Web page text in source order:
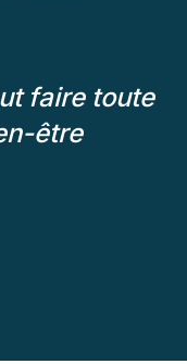
faire toute
être